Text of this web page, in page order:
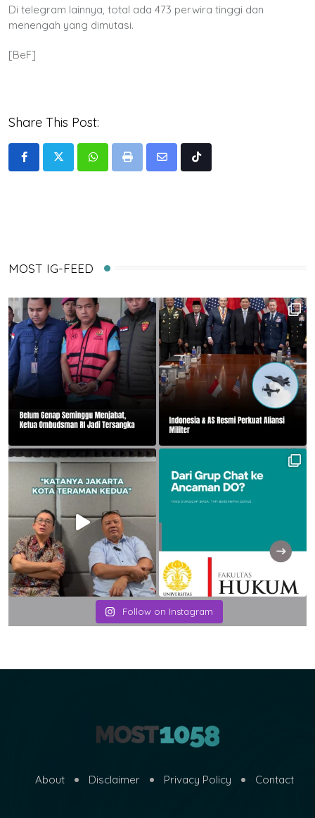
Di telegram lainnya, total ada 473 perwira tinggi dan
menengah yang dimutasi.
[BeF]
Share This Post:
WhatsappPrint
Share
Tiktok
MOST IG-FEED
Follow on Instagram
About Disclaimer Privacy Policy Contact